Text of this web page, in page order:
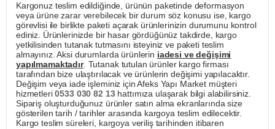
Kargonuz teslim edildiğinde, ürünün paketinde deformasyon
veya ürüne zarar verebilecek bir durum söz konusu ise, kargo
görevlisi ile birlikte paketi açarak ürünlerinizin durumunu kontrol
ediniz. Ürünlerinizde bir hasar gördüğünüz takdirde, kargo
yetkilisinden tutanak tutmasını isteyiniz ve paketi teslim
almayınız. Aksi durumlarda ürünlerin iadesi ve değişimi
yapılmamaktadır. Tutanak tutulan ürünler kargo firması
tarafından bize ulaştırılacak ve ürünlerin değişimi yapılacaktır.
Değişim veya iade işleminiz için Afeks Yapı Market müşteri
hizmetleri0533 030 82 13hattımıza ulaşarak bilgi alabilirsiniz.
Sipariş oluşturduğunuz ürünler satın alma ekranlarında size
gösterilen tarih / tarihler arasında kargoya teslim edilecektir.
Kargo teslim süreleri, kargoya veriliş tarihinden itibaren